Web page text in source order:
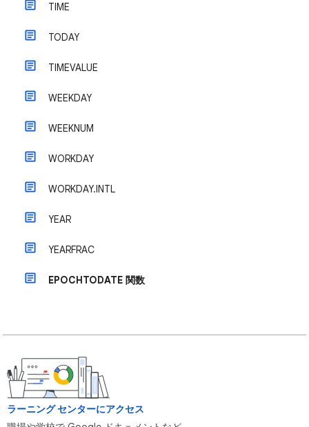
TIME
TODAY
TIMEVALUE
WEEKDAY
WEEKNUM
WORKDAY
WORKDAY.INTL
YEAR
YEARFRAC
EPOCHTODATE 関数
ラーニング センターにアクセス